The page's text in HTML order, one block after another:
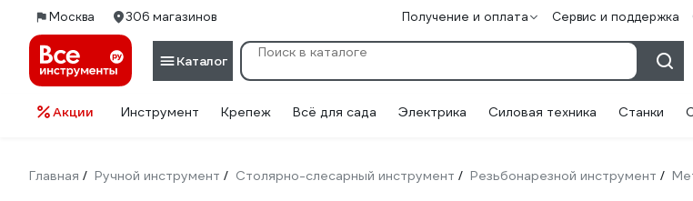
Москва 306 магазинов Получение и оплата Сервис и поддержка
Каталог
Акции Инструмент Крепеж Всё для сада Электрика Силовая техника Станки
Главная / Ручной инструмент / Столярно-слесарный инструмент / Резьбонарезной инструмент /